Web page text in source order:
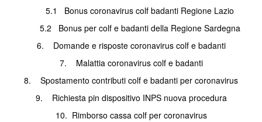
5.1 Bonus coronavirus colf badanti Regione Lazio
5.2
Bonus per colf e badanti della Regione Sardegna
6. Domande e risposte coronavirus colf e badanti
7. Malattia coronavirus colf e badanti
8. Spostamento contributi colf e badanti per coronavirus
9. Richiesta pin dispositivo INPS nuova procedura
10. Rimborso cassa colf per coronavirus